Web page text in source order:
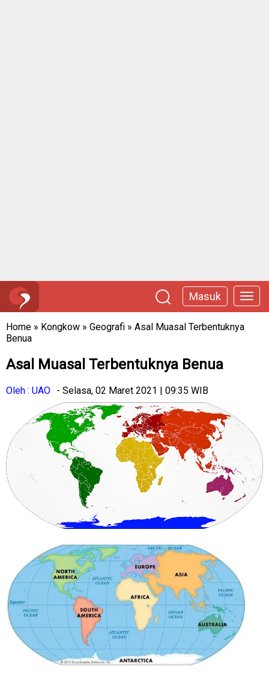
Masuk
Home » Kongkow » Geografi » Asal Muasal Terbentuknya
Benua
Asal Muasal Terbentuknya Benua
Oleh : UAO - Selasa, 02 Maret 2021 | 09:35 WIB